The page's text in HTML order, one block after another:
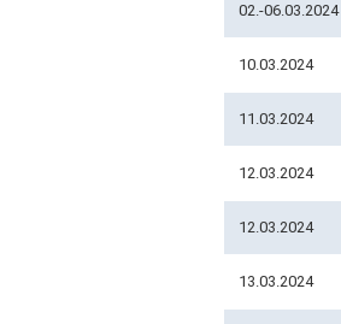
02.-06.03.2024
10.03.2024
11.03.2024
12.03.2024
12.03.2024
13.03.2024